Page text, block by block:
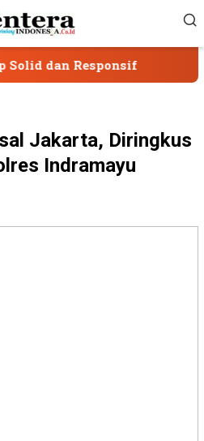
SPAM Sumber
Jakarta, Diringkus
Indramayu